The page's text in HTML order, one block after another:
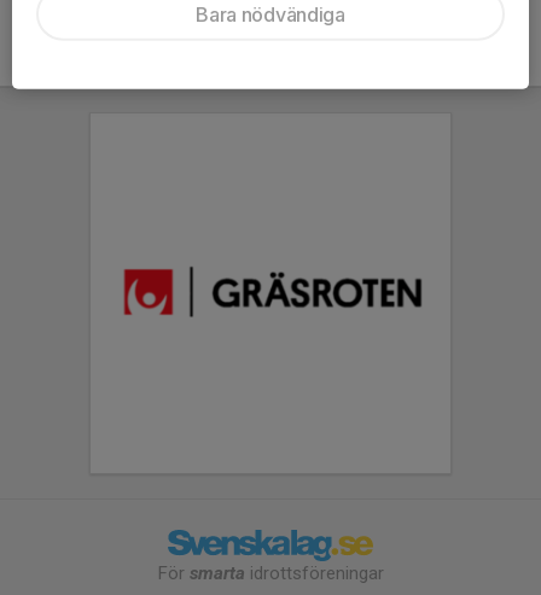
För smarta idrottsföreningar
Bara nödvändiga